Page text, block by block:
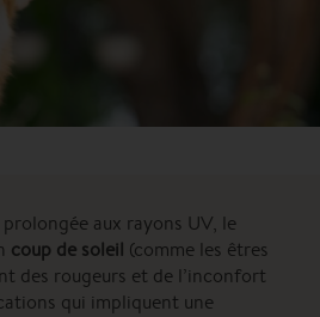
aux rayons UV, le
coup de soleil (comme les êtres
des rougeurs et de l’inconfort
qui impliquent une